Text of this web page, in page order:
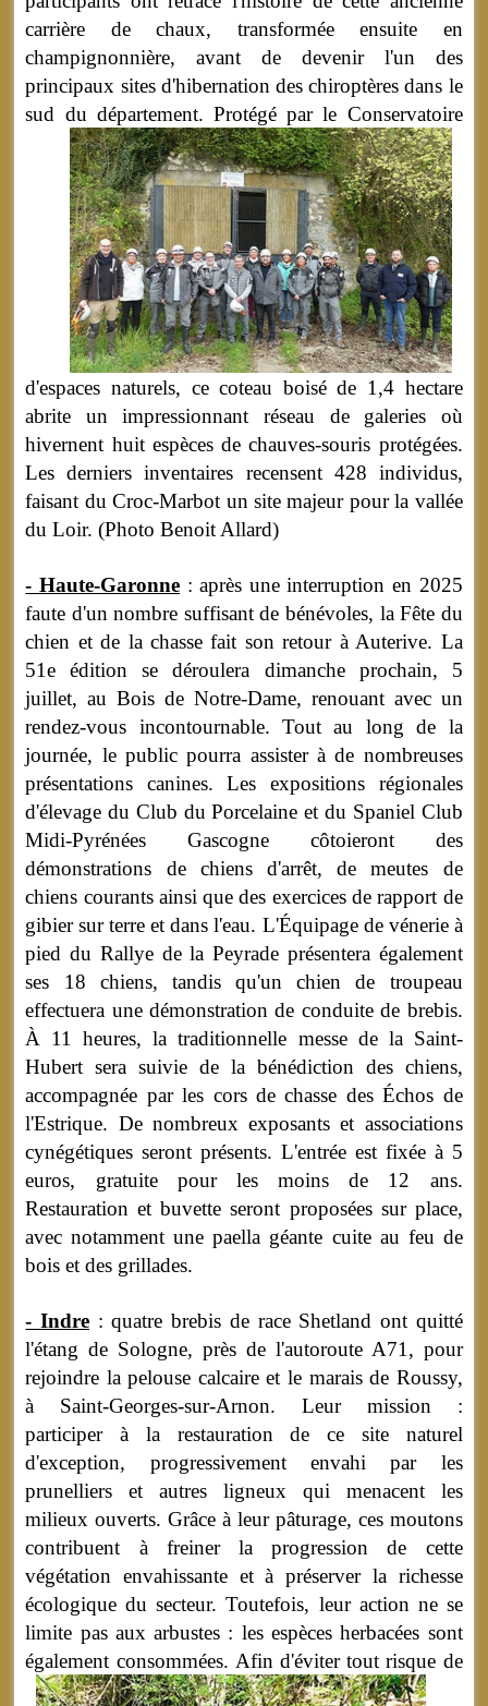
carrière de chaux, transformée ensuite en
champignonnière, avant de devenir l'un des
principaux sites d'hibernation des chiroptères dans le
sud du département. Protégé par le Conservatoire
d'espaces naturels, ce coteau boisé de 1,4 hectare
abrite un impressionnant réseau de galeries où
hivernent huit espèces de chauves-souris protégées.
Les derniers inventaires recensent 428 individus,
faisant du Croc-Marbot un site majeur pour la vallée
du Loir. (Photo Benoit Allard)
- Haute-Garonne : après une interruption en 2025
faute d'un nombre suffisant de bénévoles, la Fête du
chien et de la chasse fait son retour à Auterive. La
51e édition se déroulera dimanche prochain, 5
juillet, au Bois de Notre-Dame, renouant avec un
rendez-vous incontournable. Tout au long de la
journée, le public pourra assister à de nombreuses
présentations canines. Les expositions régionales
d'élevage du Club du Porcelaine et du Spaniel Club
Midi-Pyrénées Gascogne côtoieront des
démonstrations de chiens d'arrêt, de meutes de
chiens courants ainsi que des exercices de rapport de
gibier sur terre et dans l'eau. L'Équipage de vénerie à
pied du Rallye de la Peyrade présentera également
ses 18 chiens, tandis qu'un chien de troupeau
effectuera une démonstration de conduite de brebis.
À 11 heures, la traditionnelle messe de la Saint-
Hubert sera suivie de la bénédiction des chiens,
accompagnée par les cors de chasse des Échos de
l'Estrique. De nombreux exposants et associations
cynégétiques seront présents. L'entrée est fixée à 5
euros, gratuite pour les moins de 12 ans.
Restauration et buvette seront proposées sur place,
avec notamment une paella géante cuite au feu de
bois et des grillades.
- Indre : quatre brebis de race Shetland ont quitté
l'étang de Sologne, près de l'autoroute A71, pour
rejoindre la pelouse calcaire et le marais de Roussy,
à Saint-Georges-sur-Arnon. Leur mission :
participer à la restauration de ce site naturel
d'exception, progressivement envahi par les
prunelliers et autres ligneux qui menacent les
milieux ouverts. Grâce à leur pâturage, ces moutons
contribuent à freiner la progression de cette
végétation envahissante et à préserver la richesse
écologique du secteur. Toutefois, leur action ne se
limite pas aux arbustes : les espèces herbacées sont
également consommées. Afin d'éviter tout risque de